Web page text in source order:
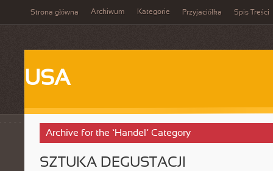
Strona główna Archiwum Kategorie Przyjaciółka Spis Treści
USA
Archive for the ‘Handel’ Category
SZTUKA DEGUSTACJI